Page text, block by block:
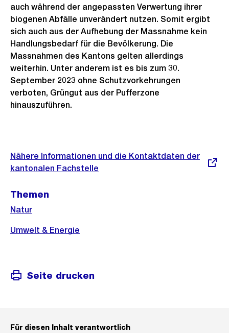
auch während der angepassten Verwertung ihrer
biogenen Abfälle unverändert nutzen. Somit ergibt
sich auch aus der Aufhebung der Massnahme kein
Handlungsbedarf für die Bevölkerung. Die
Massnahmen des Kantons gelten allerdings
weiterhin. Unter anderem ist es bis zum 30.
September 2023 ohne Schutzvorkehrungen
verboten, Grüngut aus der Pufferzone
hinauszuführen.
Informationen
Externer
Link:
Nähere Informationen und die Kontaktdaten der
kantonalen Fachstelle
Themen
Natur
Umwelt & Energie
Seite drucken
Für diesen Inhalt verantwortlich